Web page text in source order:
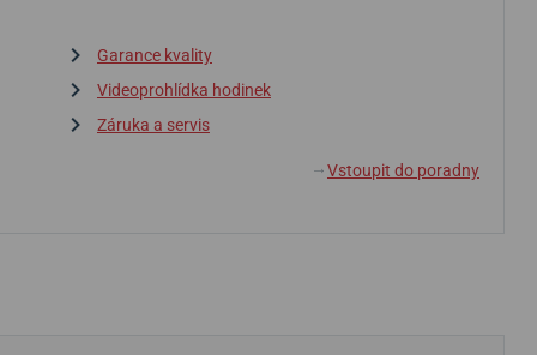
Garance kvality
Videoprohlídka hodinek
Záruka a servis
↓ Vstoupit do poradny